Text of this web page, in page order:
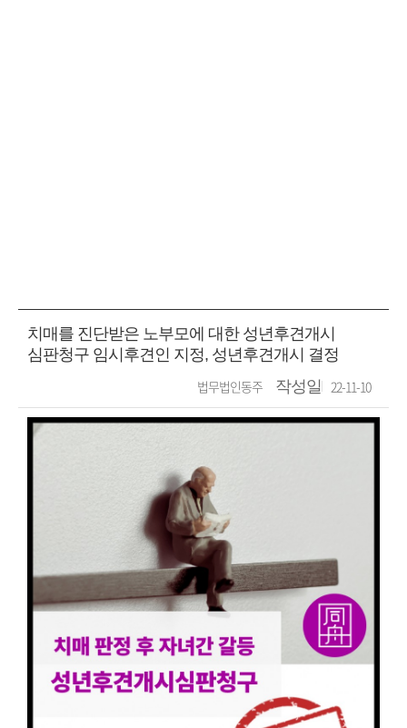
치매를 진단받은 노부모에 대한 성년후견개시
심판청구 임시후견인 지정, 성년후견개시 결정
법무법인동주
작성일 22-11-10